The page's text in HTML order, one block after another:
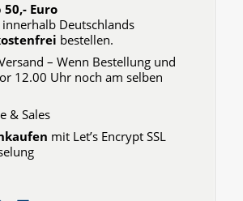
50,- Euro
Deutschlands
bestellen.
– Wenn Bestellung und
12.00 Uhr noch am selben
& Sales
mit Let’s Encrypt SSL